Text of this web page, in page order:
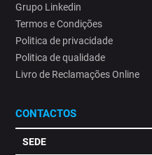
Grupo Linkedin
Termos e Condições
Politica de privacidade
Politica de qualidade
Livro de Reclamações Online
CONTACTOS
SEDE